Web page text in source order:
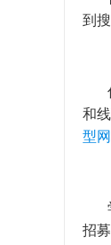
到
你
和
型
学
招